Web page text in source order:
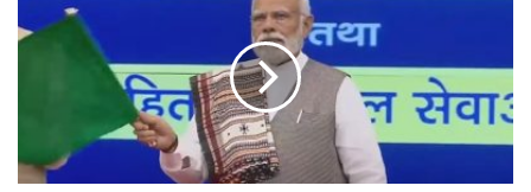
વહેંચણી માટેના દરેક બદલાવના દસ્તાવેજ પર ₹300 ની સ્ટેમ્પ ડ્યૂટી
લાગુ થશે.
મુખ્યમંત્રીના આ નિર્ણયથી કુટુંબના સભ્યો વચ્ચે સંપત્તિ વહેંચણી સરળ
બનશે, વિવાદો અને કોર્ટ કેસોમાં ઘટાડો થશે, કાયદેસર દસ્તાવેજીકરણ